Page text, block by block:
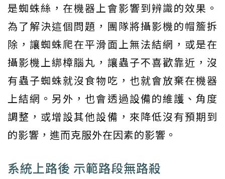
是蜘蛛絲，在機器上會影響到辨識的效果。
為了解決這個問題，團隊將攝影機的帽簷拆
除，讓蜘蛛爬在平滑面上無法結網，或是在
攝影機上綁樟腦丸，讓蟲子不喜歡靠近，沒
有蟲子蜘蛛就沒食物吃，也就會放棄在機器
上結網。另外，也會透過設備的維護、角度
調整，或增設其他設備，來降低沒有預期到
的影響，進而克服外在因素的影響。
系統上路後 示範路段無路殺